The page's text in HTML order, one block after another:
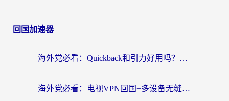
回国加速器
海外党必看：Quickback和引力好用吗？3分钟搞懂回国加速器怎么选
海外党必看：电视VPN回国+多设备无缝访问国内资源的实用指南